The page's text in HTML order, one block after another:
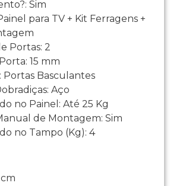
Sim
para TV + Kit Ferragens +
Portas: 2
15 mm
Portas Basculantes
Aço
no Painel: Até 25 Kg
de Montagem: Sim
no Tampo (Kg): 4